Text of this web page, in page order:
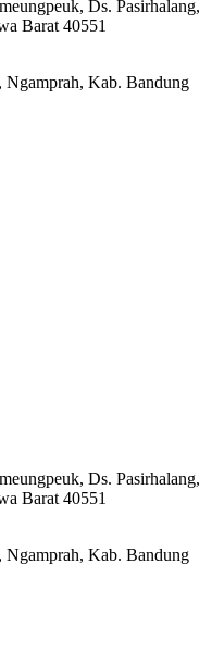
Ds. Pasirhalang,
Barat 40551
Ngamprah, Kab. Bandung
Ds. Pasirhalang,
Barat 40551
Ngamprah, Kab. Bandung